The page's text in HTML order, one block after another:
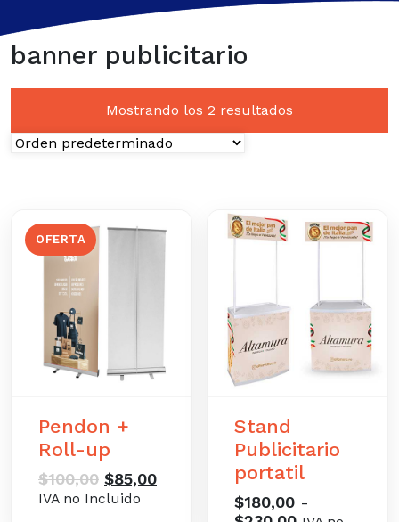
banner publicitario
Mostrando los 2 resultados
OFERTA
Pendon +
Roll-up
$100,00 El
precio
$85,00El
IVA no Incluido
Stand
Publicitario
portatil
$180,00 -